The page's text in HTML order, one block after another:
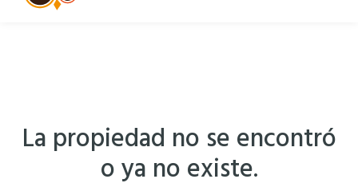
La propiedad no se encontró
o ya no existe.